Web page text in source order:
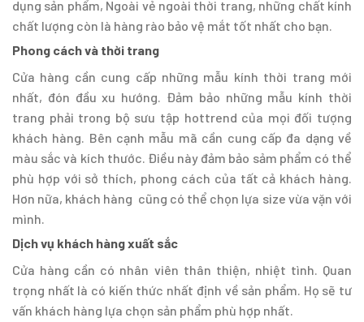
dụng sản phẩm, Ngoài vẻ ngoài thời trang, những chất kính
chất lượng còn là hàng rào bảo vệ mắt tốt nhất cho bạn.
Phong cách và thời trang
Cửa hàng cần cung cấp những mẫu kính thời trang mới
nhất, đón đầu xu hướng. Đảm bảo những mẫu kính thời
trang phải trong bộ sưu tập hottrend của mọi đối tượng
khách hàng. Bên cạnh mẫu mã cần cung cấp đa dạng về
màu sắc và kích thước. Điều này đảm bảo sảm phẩm có thể
phù hợp với sở thích, phong cách của tất cả khách hàng.
Hơn nữa, khách hàng cũng có thể chọn lựa size vừa vặn với
mình.
Dịch vụ khách hàng xuất sắc
Cửa hàng cần có nhân viên thân thiện, nhiệt tình. Quan
trọng nhất là có kiến thức nhất định về sản phẩm. Họ sẽ tư
vấn khách hàng lựa chọn sản phẩm phù hợp nhất.